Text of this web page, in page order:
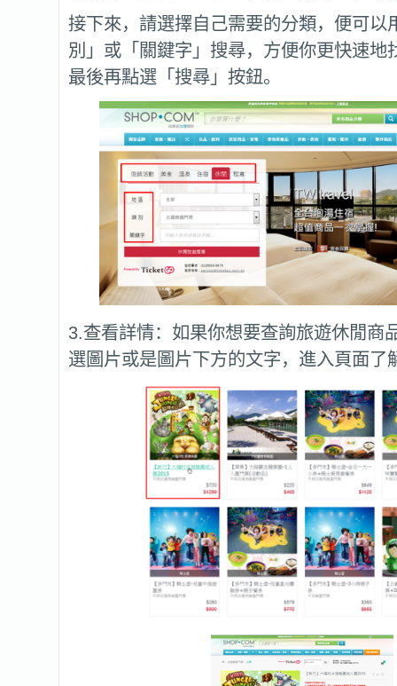
接下來，請選擇自己需要的分類，便可以
別」或「關鍵字」搜尋，方便你更快速地
最後再點選「搜尋」按鈕。
3.查看詳情：如果你想要查詢旅遊休閒商
選圖片或是圖片下方的文字，進入頁面了